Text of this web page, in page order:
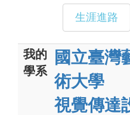
生涯進路
我的
學系
國立臺灣
術大學
視覺傳達